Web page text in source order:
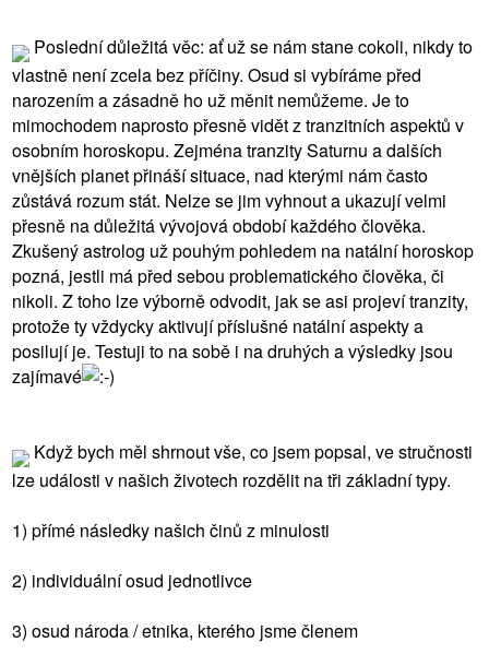
Poslední důležitá věc: ať už se nám stane cokoli, nikdy to
vlastně není zcela bez příčiny. Osud si vybíráme před
narozením a zásadně ho už měnit nemůžeme. Je to
mimochodem naprosto přesně vidět z tranzitních aspektů v
osobním horoskopu. Zejména tranzity Saturnu a dalších
vnějších planet přináší situace, nad kterými nám často
zůstává rozum stát. Nelze se jim vyhnout a ukazují velmi
přesně na důležitá vývojová období každého člověka.
Zkušený astrolog už pouhým pohledem na natální horoskop
pozná, jestli má před sebou problematického člověka, či
nikoli. Z toho lze výborně odvodit, jak se asi projeví tranzity,
protože ty vždycky aktivují příslušné natální aspekty a
posilují je. Testuji to na sobě i na druhých a výsledky jsou
zajímavé
Když bych měl shrnout vše, co jsem popsal, ve stručnosti
lze události v našich životech rozdělit na tři základní typy.
1) přímé následky našich činů z minulosti
2) individuální osud jednotlivce
3) osud národa / etnika, kterého jsme členem